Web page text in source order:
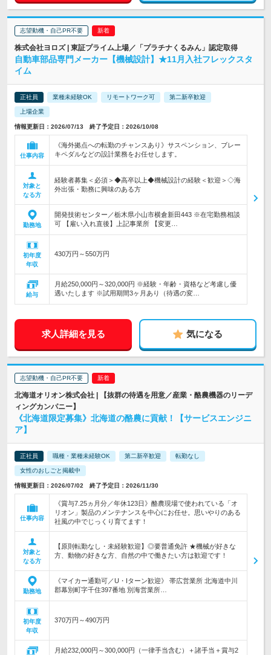
志望動機・自己PR不要
株式会社ヨロズ | 東証プライム上場／「プラチナくるみん」認定取得
自動車部品専門メーカー【機械設計】★11月入社フレックスタ
イム
正社員 業種未経験OK リモートワーク可 第二新卒歓迎
上場企業
情報更新日：2026/07/13 終了予定日：2026/10/08
仕事内容
《海外拠点への転勤のチャンスあり》サスペンション、ブレー
キペダルなどの設計業務をお任せします。
対象と
なる方
経験者募集＜必須＞◆高卒以上◆機械設計の経験＜歓迎＞◇海
外出張・勤務に興味のある方
勤務地
開発技術センター／栃木県小山市横倉新田443 ※在宅勤務相談
可 【雇い入れ直後】上記事業所 【変更…
初年度
年収
430万円～550万円
給与
月給250,000円～320,000円 ※経験・年齢・資格など考慮し優
遇いたします ※試用期間3ヶ月あり（待遇の変…
求人詳細を見る 気になる
志望動機・自己PR不要
北海道オリオン株式会社 | 【抜群の待遇を用意／産業・酪農機器のリーデ
ィングカンパニー】
《北海道限定募集》北海道の酪農に貢献！【サービスエンジニ
ア】
正社員 職種・業種未経験OK 第二新卒歓迎 転勤なし
女性のおしごと掲載中
情報更新日：2026/07/02 終了予定日：2026/11/30
仕事内容
《賞与7.25ヵ月分／年休123日》酪農現場で使われている「オ
リオン」製品のメンテナンスを中心にお任せ。思いやりのある
社風の中でじっくり育てます！
対象と
なる方
【原則転勤なし・未経験歓迎】◎要普通免許 ★機械が好きな
方、動物の好きな方、自然の中で働きたい方は歓迎です！
勤務地
《マイカー通勤可／U・Iターン歓迎》 帯広営業所 北海道中川
郡幕別町字千住397番地 別海営業所…
初年度
年収
370万円～490万円
月給232,000円～300,000円（一律手当含む）＋諸手当＋賞与2